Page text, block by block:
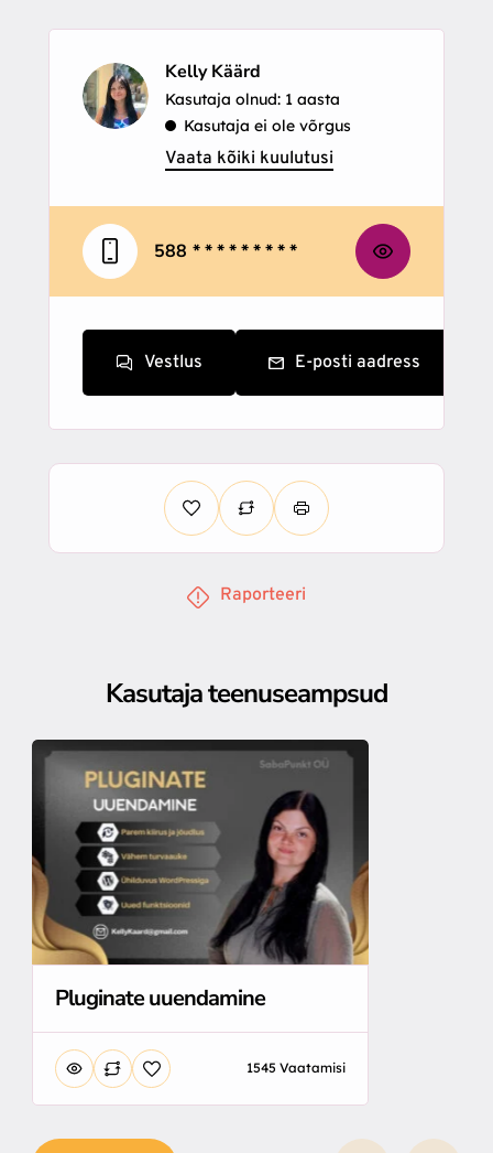
Kelly Käärd
Kasutaja olnud: 1 aasta
Kasutaja ei ole võrgus
Vaata kõiki kuulutusi
588 * * * * * * * * *
Vestlus E-posti aadress
Raporteeri
Kasutaja teenuseampsud
Pluginate uuendamine
1545 Vaatamisi